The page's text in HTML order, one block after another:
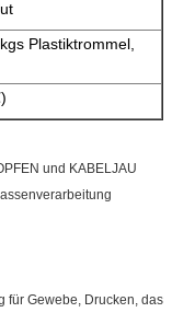
Plastiktrommel,
und KABELJAU
für Gewebe, Drucken, das